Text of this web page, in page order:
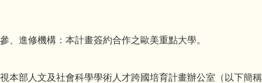
參、進修機構：本計畫簽約合作之歐美重點大學。
視本部人文及社會科學學術人才跨國培育計畫辦公室（以下簡稱